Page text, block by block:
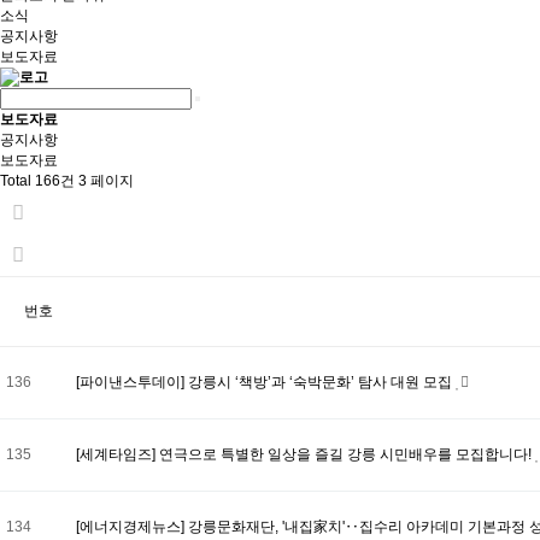
소식
공지사항
보도자료
보도자료
공지사항
보도자료
Total 166건 3 페이지
번호
136 [파이낸스투데이] 강릉시 ‘책방’과 ‘숙박문화’ 탐사 대원 모집
135 [세계타임즈] 연극으로 특별한 일상을 즐길 강릉 시민배우를 모집합니다!
134 [에너지경제뉴스] 강릉문화재단, '내집家치'‥집수리 아카데미 기본과정